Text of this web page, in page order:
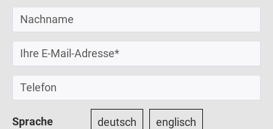
Sprache deutsch englisch